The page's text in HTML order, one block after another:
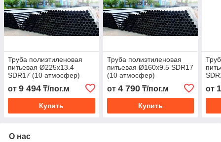
Труба полиэтиленовая
питьевая Ø225х13.4
SDR17 (10 атмосфер)
от 9 494 ₸/пог.м
Купить
Труба полиэтиленовая
питьевая Ø160х9.5 SDR17
(10 атмосфер)
от 4 790₸/пог.м
Купить
от
О нас